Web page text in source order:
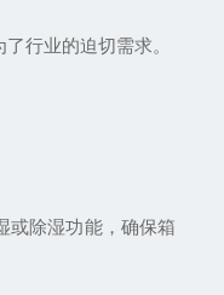
行业的迫切需求。
或除湿功能，确保箱